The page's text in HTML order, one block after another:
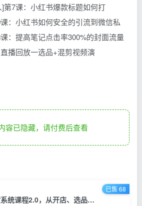
第7课：小红书爆款标题如何打
：小红书如何安全的引流到微信私
：提高笔记点击率300%的封面流量
播回放一选品+混剪视频演
已隐藏，请付费后查看
2025小红书电商带货系统课程2.0，从开店、选品、内容到变现的闭环，单店月利润达2万
已售 68